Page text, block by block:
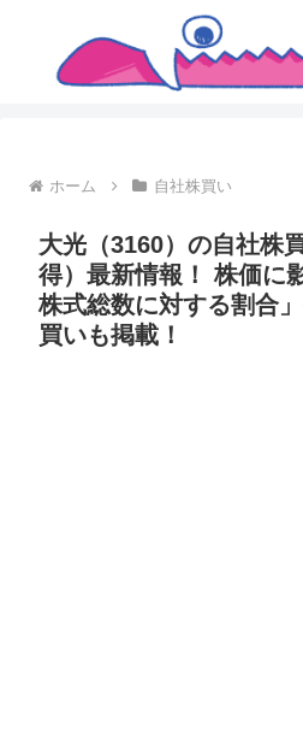
ホーム 自社株買い
大光（3160）の自社株
得）最新情報！ 株価に
株式総数に対する割合
買いも掲載！